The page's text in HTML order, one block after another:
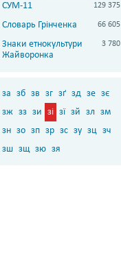
СУМ-11 129 375
Словарь Грінченка 66 605
Знаки етнокультури
Жайворонка
3 780
за зб зв зг зґ зд зе зє
зж зз зи зі зї зй зл зм
зн зо зп зр зс зу зц зч
зш зщ зю зя